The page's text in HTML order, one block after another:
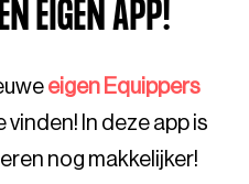
EIGEN APP!
eigen Equippers
In deze app is
nog makkelijker!